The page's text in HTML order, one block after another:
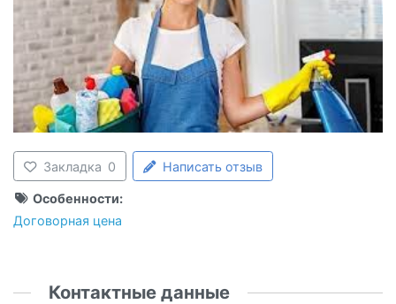
Закладка 0 Написать отзыв
Особенности:
Договорная цена
Контактные данные